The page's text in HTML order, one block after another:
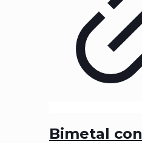
Bimetal con